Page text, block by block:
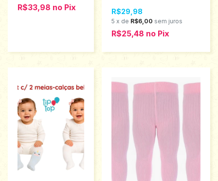
R$33,98 no Pix
R$29,98
5 x de R$6,00 sem juros
R$25,48 no Pix